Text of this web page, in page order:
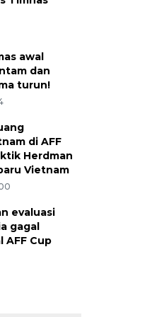
awal
dan
turun!
di AFF
Herdman
Vietnam
evaluasi
gagal
AFF Cup